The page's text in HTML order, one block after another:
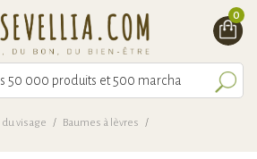
0
du visage / Baumes à lèvres
/